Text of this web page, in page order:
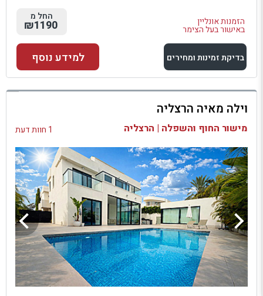
הזמנות אונליין
באישור בעל הצימר
החל מ
₪1190
בדיקת זמינות ומחירים
למתחם זה
בדיקת זמינות ומחירים
למידע נוסף
וילה מאיה הרצליה
מישור החוף והשפלה | הרצליה 1 חוות דעת